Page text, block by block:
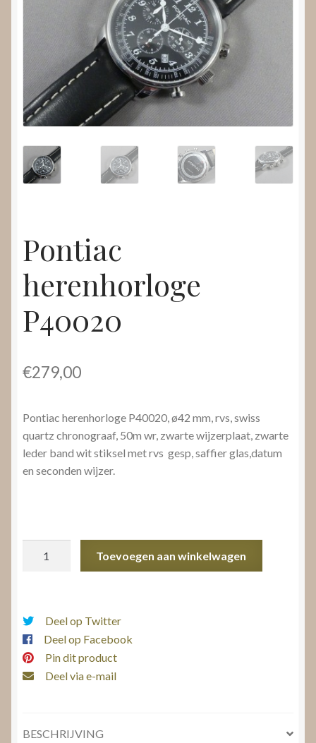
Submenu
uitvouwen
Pontiac
herenhorloge
P40020
€279,00
Pontiac herenhorloge P40020, ø42 mm, rvs, swiss
quartz chronograaf, 50m wr, zwarte wijzerplaat, zwarte
leder band wit stiksel met rvs gesp, saffier glas,datum
en seconden wijzer.
Toevoegen aan winkelwagen
Deel op Twitter
Deel op Facebook
Pin dit product
Deel via e-mail
BESCHRIJVING